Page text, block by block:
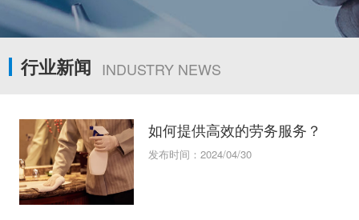
行业新闻 INDUSTRY NEWS
如何提供高效的劳务服务？
发布时间：2024/04/30